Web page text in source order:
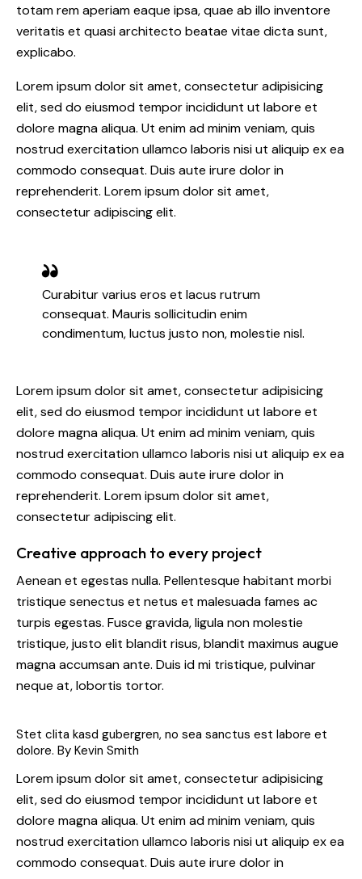
totam rem aperiam eaque ipsa, quae ab illo inventore
veritatis et quasi architecto beatae vitae dicta sunt,
explicabo.
Lorem ipsum dolor sit amet, consectetur adipisicing
elit, sed do eiusmod tempor incididunt ut labore et
dolore magna aliqua. Ut enim ad minim veniam, quis
nostrud exercitation ullamco laboris nisi ut aliquip ex ea
commodo consequat. Duis aute irure dolor in
reprehenderit. Lorem ipsum dolor sit amet,
consectetur adipiscing elit.
Curabitur varius eros et lacus rutrum
consequat. Mauris sollicitudin enim
condimentum, luctus justo non, molestie nisl.
Lorem ipsum dolor sit amet, consectetur adipisicing
elit, sed do eiusmod tempor incididunt ut labore et
dolore magna aliqua. Ut enim ad minim veniam, quis
nostrud exercitation ullamco laboris nisi ut aliquip ex ea
commodo consequat. Duis aute irure dolor in
reprehenderit. Lorem ipsum dolor sit amet,
consectetur adipiscing elit.
Creative approach to every project
Aenean et egestas nulla. Pellentesque habitant morbi
tristique senectus et netus et malesuada fames ac
turpis egestas. Fusce gravida, ligula non molestie
tristique, justo elit blandit risus, blandit maximus augue
magna accumsan ante. Duis id mi tristique, pulvinar
neque at, lobortis tortor.
Stet clita kasd gubergren, no sea sanctus est labore et
dolore. By Kevin Smith
Lorem ipsum dolor sit amet, consectetur adipisicing
elit, sed do eiusmod tempor incididunt ut labore et
dolore magna aliqua. Ut enim ad minim veniam, quis
nostrud exercitation ullamco laboris nisi ut aliquip ex ea
commodo consequat. Duis aute irure dolor in